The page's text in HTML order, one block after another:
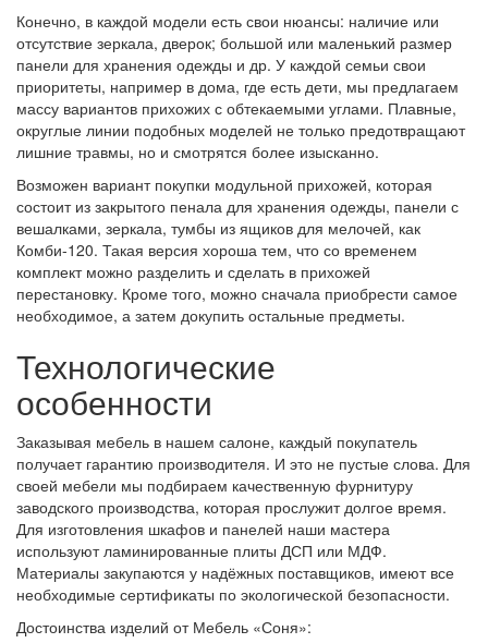
Конечно, в каждой модели есть свои нюансы: наличие или
отсутствие зеркала, дверок; большой или маленький размер
панели для хранения одежды и др. У каждой семьи свои
приоритеты, например в дома, где есть дети, мы предлагаем
массу вариантов прихожих с обтекаемыми углами. Плавные,
округлые линии подобных моделей не только предотвращают
лишние травмы, но и смотрятся более изысканно.
Возможен вариант покупки модульной прихожей, которая
состоит из закрытого пенала для хранения одежды, панели с
вешалками, зеркала, тумбы из ящиков для мелочей, как
Комби-120. Такая версия хороша тем, что со временем
комплект можно разделить и сделать в прихожей
перестановку. Кроме того, можно сначала приобрести самое
необходимое, а затем докупить остальные предметы.
Технологические
особенности
Заказывая мебель в нашем салоне, каждый покупатель
получает гарантию производителя. И это не пустые слова. Для
своей мебели мы подбираем качественную фурнитуру
заводского производства, которая прослужит долгое время.
Для изготовления шкафов и панелей наши мастера
используют ламинированные плиты ДСП или МДФ.
Материалы закупаются у надёжных поставщиков, имеют все
необходимые сертификаты по экологической безопасности.
Достоинства изделий от Мебель «Соня»: